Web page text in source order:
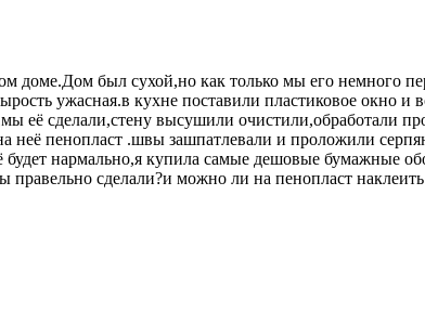
доме.Дом был сухой,но как только мы его немного
ужасная.в кухне поставили пластиковое окно и
её сделали,стену высушили очистили,обработали
неё пенопласт .швы зашпатлевали и проложили
нармально,я купила самые дешовые бумажные
сделали?и можно ли на пенопласт